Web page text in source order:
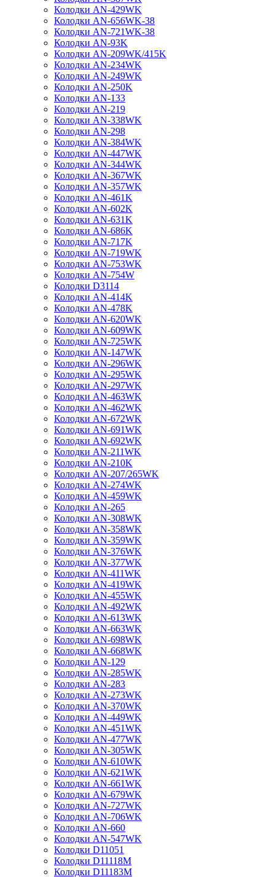
Колодки AN-429WK
Колодки AN-656WK-38
Колодки AN-721WK-38
Колодки AN-93K
Колодки AN-209WK/415K
Колодки AN-234WK
Колодки AN-249WK
Колодки AN-250K
Колодки AN-133
Колодки AN-219
Колодки AN-338WK
Колодки AN-298
Колодки AN-384WK
Колодки AN-447WK
Колодки AN-344WK
Колодки AN-367WK
Колодки AN-357WK
Колодки AN-461K
Колодки AN-602K
Колодки AN-631K
Колодки AN-686K
Колодки AN-717K
Колодки AN-719WK
Колодки AN-753WK
Колодки AN-754W
Колодки D3114
Колодки AN-414K
Колодки AN-478K
Колодки AN-620WK
Колодки AN-609WK
Колодки AN-725WK
Колодки AN-147WK
Колодки AN-296WK
Колодки AN-295WK
Колодки AN-297WK
Колодки AN-463WK
Колодки AN-462WK
Колодки AN-672WK
Колодки AN-691WK
Колодки AN-692WK
Колодки AN-211WK
Колодки AN-210K
Колодки AN-207/265WK
Колодки AN-274WK
Колодки AN-459WK
Колодки AN-265
Колодки AN-308WK
Колодки AN-358WK
Колодки AN-359WK
Колодки AN-376WK
Колодки AN-377WK
Колодки AN-411WK
Колодки AN-419WK
Колодки AN-455WK
Колодки AN-492WK
Колодки AN-613WK
Колодки AN-663WK
Колодки AN-698WK
Колодки AN-668WK
Колодки AN-129
Колодки AN-285WK
Колодки AN-283
Колодки AN-273WK
Колодки AN-370WK
Колодки AN-449WK
Колодки AN-451WK
Колодки AN-477WK
Колодки AN-305WK
Колодки AN-610WK
Колодки AN-621WK
Колодки AN-661WK
Колодки AN-679WK
Колодки AN-727WK
Колодки AN-706WK
Колодки AN-660
Колодки AN-547WK
Колодки D11051
Колодки D11118M
Колодки D11183M